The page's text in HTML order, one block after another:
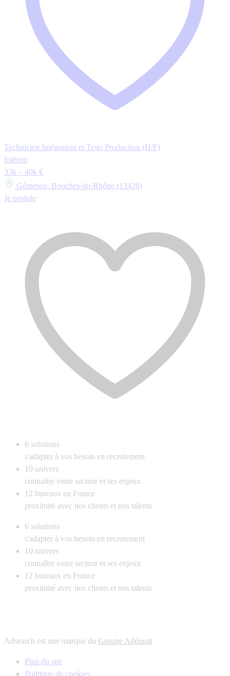
Technicien Intégration et Tests Production (H/F)
Intérim
33k – 40k €
Gémenos, Bouches-du-Rhône (13420)
Je postule
6 solutions
s'adapter à vos besoin en recrutement
10 univers
connaître votre secteur et ses enjeux
12 bureaux en France
proximité avec nos clients et nos talents
6 solutions
s'adapter à vos besoin en recrutement
10 univers
connaître votre secteur et ses enjeux
12 bureaux en France
proximité avec nos clients et nos talents
Adsearch est une marque du Groupe Adéquat
Plan du site
Politique de cookies